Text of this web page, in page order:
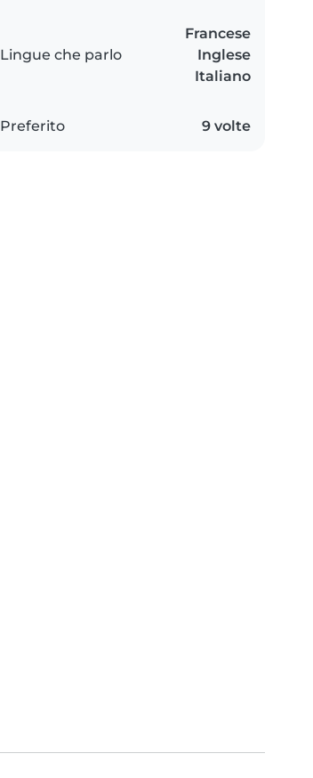
Lingue che parlo
Francese
Inglese
Italiano
Preferito 9 volte